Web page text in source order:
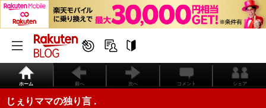
ホーム 前へ 次へ コメント シェア
じぇりママの独り言 .